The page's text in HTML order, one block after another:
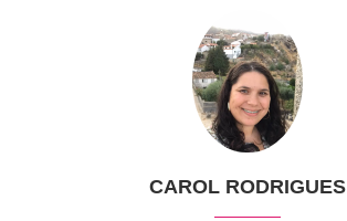
CAROL RODRIGUES